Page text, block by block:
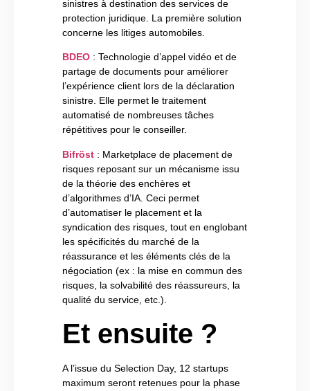
sinistres à destination des services de
protection juridique. La première solution
concerne les litiges automobiles.
BDEO : Technologie d’appel vidéo et de
partage de documents pour améliorer
l’expérience client lors de la déclaration
sinistre. Elle permet le traitement
automatisé de nombreuses tâches
répétitives pour le conseiller.
Bifröst : Marketplace de placement de
risques reposant sur un mécanisme issu
de la théorie des enchères et
d’algorithmes d’IA. Ceci permet
d’automatiser le placement et la
syndication des risques, tout en englobant
les spécificités du marché de la
réassurance et les éléments clés de la
négociation (ex : la mise en commun des
risques, la solvabilité des réassureurs, la
qualité du service, etc.).
Et ensuite ?
A l’issue du Selection Day, 12 startups
maximum seront retenues pour la phase